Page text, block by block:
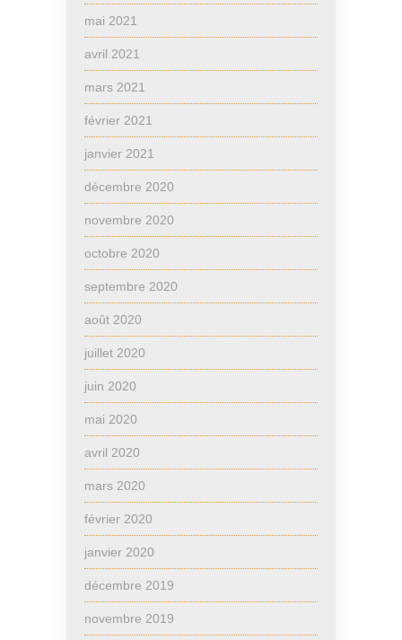
mai 2021
avril 2021
mars 2021
février 2021
janvier 2021
décembre 2020
novembre 2020
octobre 2020
septembre 2020
août 2020
juillet 2020
juin 2020
mai 2020
avril 2020
mars 2020
février 2020
janvier 2020
décembre 2019
novembre 2019